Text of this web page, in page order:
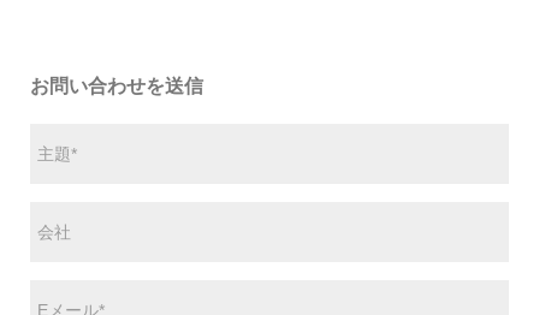
お問い合わせを送信